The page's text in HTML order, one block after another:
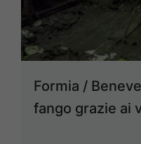
Formia /
fango grazie ai